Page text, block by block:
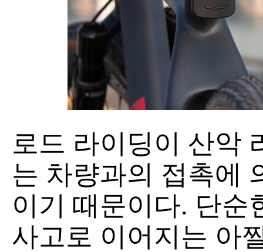
로드 라이딩이 산악
는 차량과의 접촉에
이기 때문이다. 단순
사고로 이어지는 아